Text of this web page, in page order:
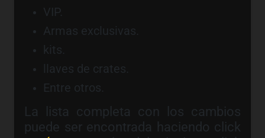
VIP.
Armas exclusivas.
kits.
llaves de crates.
Entre otros.
La lista completa con los cambios
puede ser encontrada haciendo click